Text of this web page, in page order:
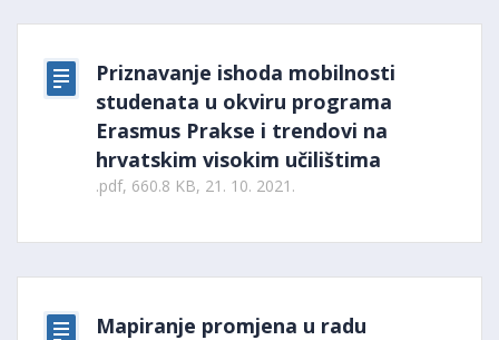
Priznavanje ishoda mobilnosti
studenata u okviru programa
Erasmus Prakse i trendovi na
hrvatskim visokim učilištima
.pdf, 660.8 KB, 21. 10. 2021.
Mapiranje promjena u radu